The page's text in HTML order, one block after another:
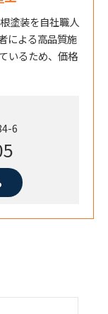
塗装を自社職人
による高品質施
いるため、価格
6